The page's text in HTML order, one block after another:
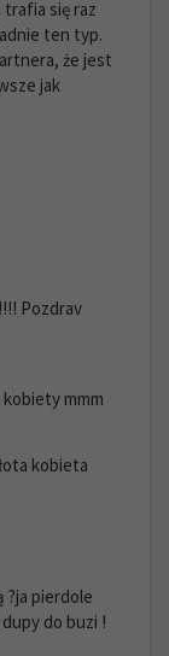
trafia się raz
ten typ.
że jest
jak
Pozdrav
mmm
kobieta
?ja pierdole
do buzi !